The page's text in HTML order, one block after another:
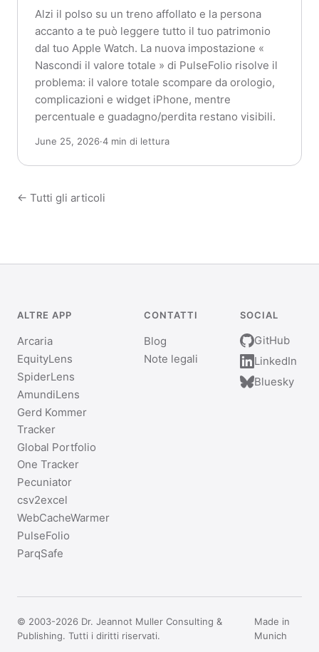
Alzi il polso su un treno affollato e la persona
accanto a te può leggere tutto il tuo patrimonio
dal tuo Apple Watch. La nuova impostazione «
Nascondi il valore totale » di PulseFolio risolve il
problema: il valore totale scompare da orologio,
complicazioni e widget iPhone, mentre
percentuale e guadagno/perdita restano visibili.
June 25, 2026·4 min di lettura
← Tutti gli articoli
ALTRE APP
Arcaria
EquityLens
SpiderLens
AmundiLens
Gerd Kommer
Tracker
Global Portfolio
One Tracker
Pecuniator
csv2excel
WebCacheWarmer
PulseFolio
ParqSafe
CONTATTI
Blog
Note legali
SOCIAL
GitHub
LinkedIn
Bluesky
© 2003-2026 Dr. Jeannot Muller Consulting &
Publishing. Tutti i diritti riservati.
Made in
Munich